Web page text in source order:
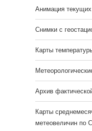
Анимация
Cнимки с
Карты
Архив
Карты
метеовеличин по